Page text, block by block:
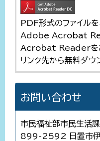
PDF形式のファイルを
Adobe Acrobat
Acrobat Readerをお
リンク先から無料ダウ
お問い合わせ
市民福祉部市民生活
899-2592 日置市伊